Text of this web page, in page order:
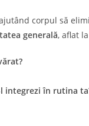
corpul să
generală, aflat
integrezi în rutina